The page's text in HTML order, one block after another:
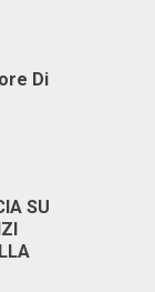
Di
SU